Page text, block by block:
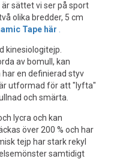
sättet vi ser på sport
olika bredder, 5 cm
Tape här
kinesiologitejp.
av bomull, kan
har en definierad styv
utformad för att "lyfta"
och smärta.
lycra och kan
över 200 % och har
tejp har stark rekyl
samtidigt